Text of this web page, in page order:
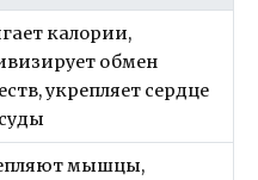
калории,
обмен
укрепляет сердце
мышцы,